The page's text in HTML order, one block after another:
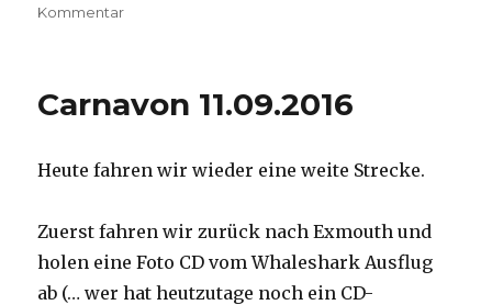
Kommentarzu
Carnavon 11.09.2016
Heute fahren wir wieder eine weite Strecke.
Zuerst fahren wir zurück nach Exmouth und
holen eine Foto CD vom Whaleshark Ausflug
ab (… wer hat heutzutage noch ein CD-